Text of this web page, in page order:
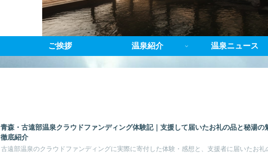
ご挨拶 温泉紹介 温泉ニュース
青森・古遠部温泉クラウドファンディング体験記｜支援して届いたお礼の品と秘湯の
徹底紹介
古遠部温泉のクラウドファンディングに実際に寄付した体験・感想と、支援者に届いたお礼